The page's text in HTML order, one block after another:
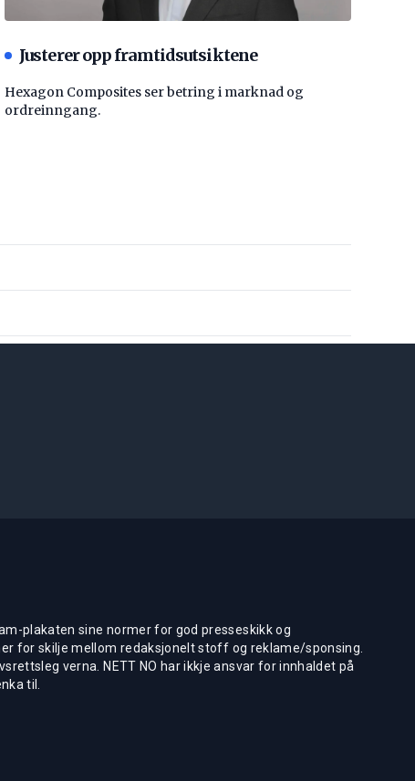
Justerer opp framtidsutsiktene
Hexagon Composites ser betring i marknad og
ordreinngang.
plakaten sine normer for god presseskikk og
for skilje mellom redaksjonelt stoff og reklame/sponsing.
verna. NETT NO har ikkje ansvar for innhaldet på
til.